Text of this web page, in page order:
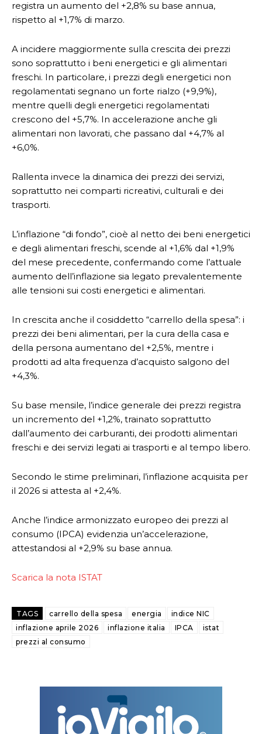
registra un aumento del +2,8% su base annua,
rispetto al +1,7% di marzo.
A incidere maggiormente sulla crescita dei prezzi
sono soprattutto i beni energetici e gli alimentari
freschi. In particolare, i prezzi degli energetici non
regolamentati segnano un forte rialzo (+9,9%),
mentre quelli degli energetici regolamentati
crescono del +5,7%. In accelerazione anche gli
alimentari non lavorati, che passano dal +4,7% al
+6,0%.
Rallenta invece la dinamica dei prezzi dei servizi,
soprattutto nei comparti ricreativi, culturali e dei
trasporti.
L’inflazione “di fondo”, cioè al netto dei beni energetici
e degli alimentari freschi, scende al +1,6% dal +1,9%
del mese precedente, confermando come l’attuale
aumento dell’inflazione sia legato prevalentemente
alle tensioni sui costi energetici e alimentari.
In crescita anche il cosiddetto “carrello della spesa”: i
prezzi dei beni alimentari, per la cura della casa e
della persona aumentano del +2,5%, mentre i
prodotti ad alta frequenza d’acquisto salgono del
+4,3%.
Su base mensile, l’indice generale dei prezzi registra
un incremento del +1,2%, trainato soprattutto
dall’aumento dei carburanti, dei prodotti alimentari
freschi e dei servizi legati ai trasporti e al tempo libero.
Secondo le stime preliminari, l’inflazione acquisita per
il 2026 si attesta al +2,4%.
Anche l’indice armonizzato europeo dei prezzi al
consumo (IPCA) evidenzia un’accelerazione,
attestandosi al +2,9% su base annua.
Scarica la nota ISTAT
TAGS carrello della spesa energia
indice NIC
inflazione aprile 2026
inflazione italia IPCA
istat
prezzi al consumo